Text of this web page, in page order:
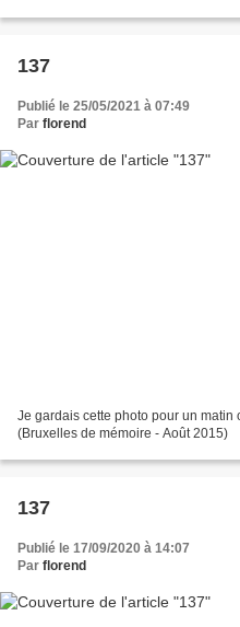
137
Publié le 25/05/2021 à 07:49
Par florend
Je gardais cette photo pour un
(Bruxelles de mémoire - Août 2015)
137
Publié le 17/09/2020 à 14:07
Par florend